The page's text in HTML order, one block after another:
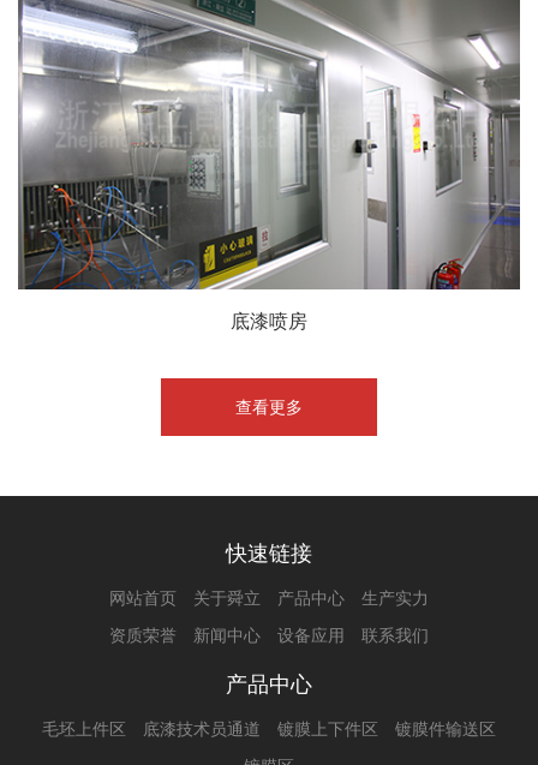
底漆喷房
查看更多
快速链接
网站首页 关于舜立 产品中心
生产实力
资质荣誉
新闻中心 设备应用 联系我们
产品中心
毛坯上件区 底漆技术员通道 镀膜上下件区
镀膜件输送区